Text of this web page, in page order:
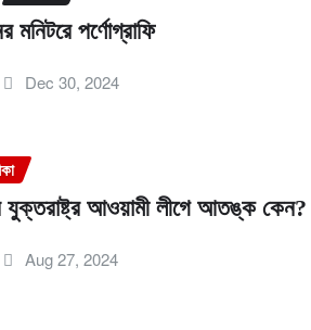
মনিটরে পর্ণোগ্রাফি
Dec 30, 2024
যুক্তরাষ্ট্র আওয়ামী লীগে আতঙ্ক কেন?
Aug 27, 2024